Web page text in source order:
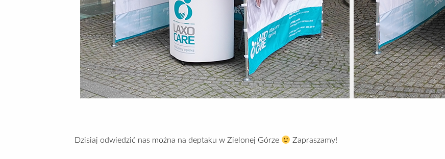
Dzisiaj odwiedzić nas można na deptaku w Zielonej Górze Zapraszamy!